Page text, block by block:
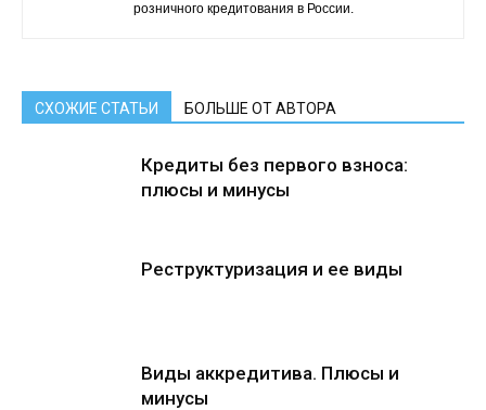
розничного кредитования в России.
СХОЖИЕ СТАТЬИ БОЛЬШЕ ОТ АВТОРА
Кредиты без первого взноса:
плюсы и минусы
Реструктуризация и ее виды
Виды аккредитива. Плюсы и
минусы